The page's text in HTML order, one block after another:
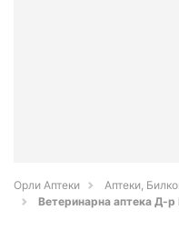
Орли Аптеки
Аптеки,
Ветеринарна аптека Д-р